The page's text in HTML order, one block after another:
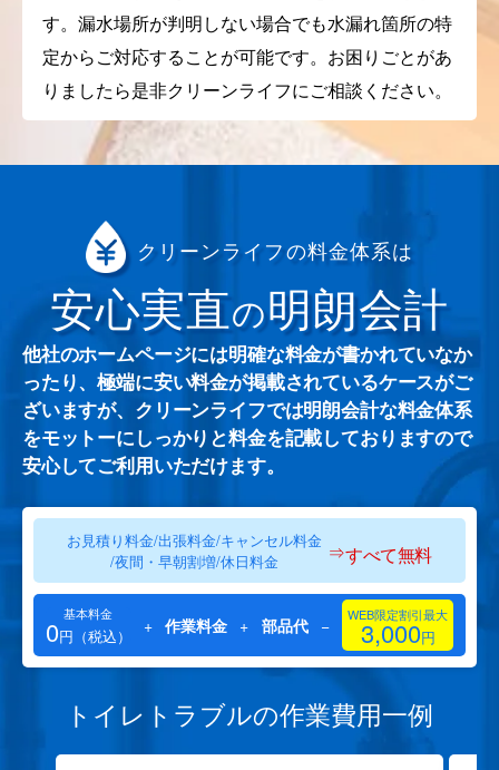
す。漏水場所が判明しない場合でも水漏れ箇所の特
定からご対応することが可能です。お困りごとがあ
りましたら是非クリーンライフにご相談ください。
クリーンライフの料金体系は
安心実直の明朗会計
他社のホームページには明確な料金が書かれていなか
ったり、極端に安い料金が掲載されているケースがご
ざいますが、クリーンライフでは明朗会計な料金体系
をモットーにしっかりと料金を記載しておりますので
安心してご利用いただけます。
お見積り料金/出張料金/キャンセル料金
/夜間・早朝割増/休日料金
⇒すべて無料
基本料金
0円（税込） + 作業料金 + 部品代 − WEB限定割引最大
3,000円
トイレトラブルの作業費用一例